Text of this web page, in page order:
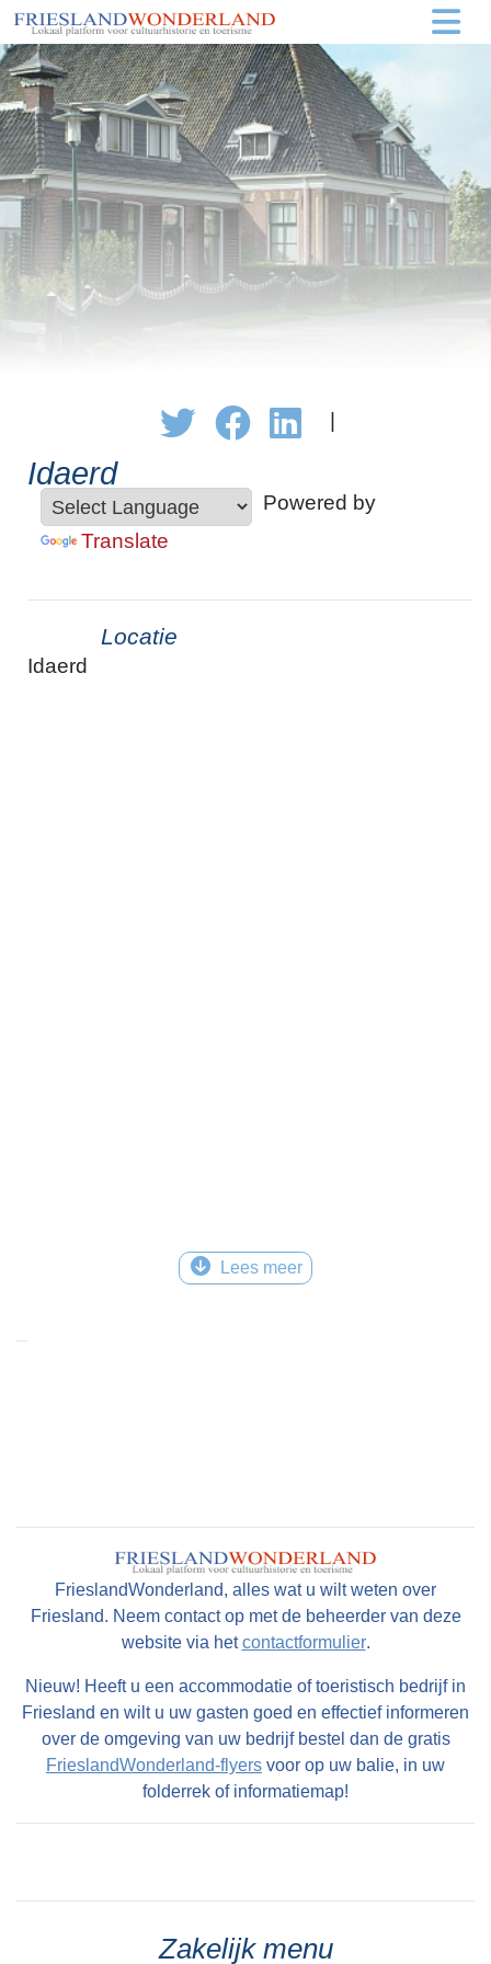
Idaerd
Powered by
Translate
Locatie
Idaerd
Lees meer
FrieslandWonderland, alles wat u wilt weten over
Friesland. Neem contact op met de beheerder van deze
website via hetcontactformulier.
Nieuw! Heeft u een accommodatie of toeristisch bedrijf in
Friesland en wilt u uw gasten goed en effectief informeren
over de omgeving van uw bedrijf bestel dan de gratis
FrieslandWonderland-flyers voor op uw balie, in uw
folderrek of informatiemap!
Zakelijk menu